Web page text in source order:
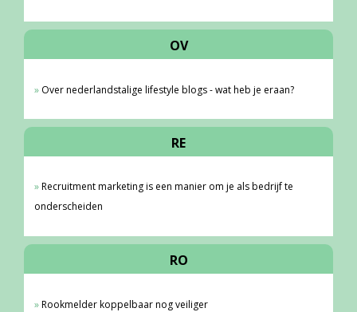
OV
Over nederlandstalige lifestyle blogs - wat heb je eraan?
RE
Recruitment marketing is een manier om je als bedrijf te
onderscheiden
RO
Rookmelder koppelbaar nog veiliger